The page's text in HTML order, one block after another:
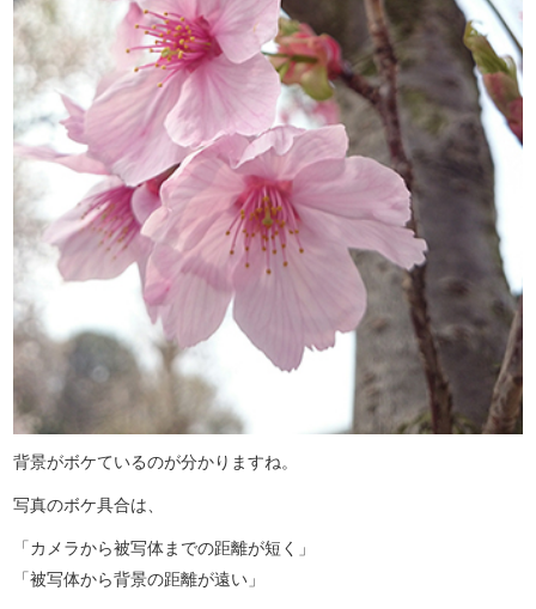
背景がボケているのが分かりますね。
写真のボケ具合は、
「カメラから被写体までの距離が短く」
「被写体から背景の距離が遠い」